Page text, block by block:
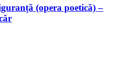
(opera poetică) –